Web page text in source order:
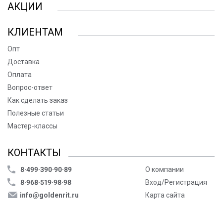
АКЦИИ
КЛИЕНТАМ
Опт
Доставка
Оплата
Вопрос-ответ
Как сделать заказ
Полезные статьи
Мастер-классы
КОНТАКТЫ
8·499·390·90·89
8·968·519·98·98
info@goldenrit.ru
О компании
Вход/Регистрация
Карта сайта